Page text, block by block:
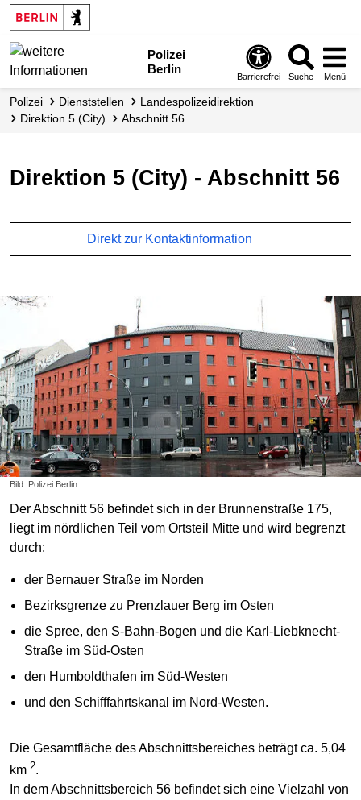
Polizei
Berlin
Barrierefrei Suche Menü
Polizei Dienststellen
Landes­polizei­direktion
Direktion 5 (City)
Abschnitt 56
Direktion 5 (City) - Abschnitt 56
Direkt zur Kontaktinformation
Bild: Polizei Berlin
Der Abschnitt 56 befindet sich in der Brunnenstraße 175,
liegt im nördlichen Teil vom Ortsteil Mitte und wird begrenzt
durch:
der Bernauer Straße im Norden
Bezirksgrenze zu Prenzlauer Berg im Osten
die Spree, den S-Bahn-Bogen und die Karl-Liebknecht-
Straße im Süd-Osten
den Humboldthafen im Süd-Westen
und den Schifffahrtskanal im Nord-Westen.
Die Gesamtfläche des Abschnittsbereiches beträgt ca. 5,04
km 2.
In dem Abschnittsbereich 56 befindet sich eine Vielzahl von